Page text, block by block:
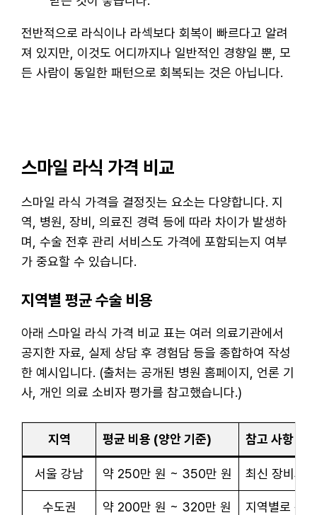
전반적으로 라식이나 라섹보다 회복이 빠르다고 알려
져 있지만, 이것도 어디까지나 일반적인 경향일 뿐, 모
든 사람이 동일한 패턴으로 회복되는 것은 아닙니다.
스마일 라식 가격 비교
스마일 라식 가격을 결정짓는 요소는 다양합니다. 지
역, 병원, 장비, 의료진 경력 등에 따라 차이가 발생하
며, 수술 전후 관리 서비스도 가격에 포함되는지 여부
가 중요할 수 있습니다.
지역별 평균 수술 비용
아래 스마일 라식 가격 비교 표는 여러 의료기관에서
공지한 자료, 실제 상담 후 경험담 등을 종합하여 작성
한 예시입니다. (출처는 공개된 병원 홈페이지, 언론 기
사, 개인 의료 소비자 평가를 참고했습니다.)
지역 평균 비용 (양안 기준) 참고 사항
서울 강남 약 250만 원 ~ 350만 원 최신 장비와
수도권 약 200만 원 ~ 320만 원 지역별로 편